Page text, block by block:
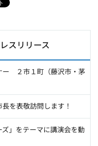
スリリース
ー ２市１町（藤沢市・茅
を表敬訪問します！
ズ」をテーマに講演会を動